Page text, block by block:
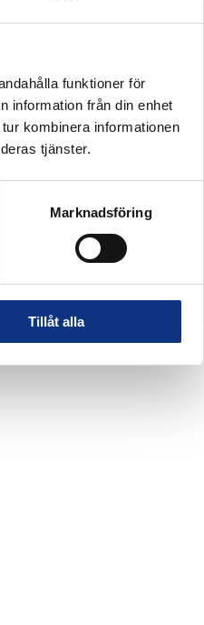
funktioner för
information från din enhet
kombinera informationen
tjänster.
Marknadsföring
Tillåt alla